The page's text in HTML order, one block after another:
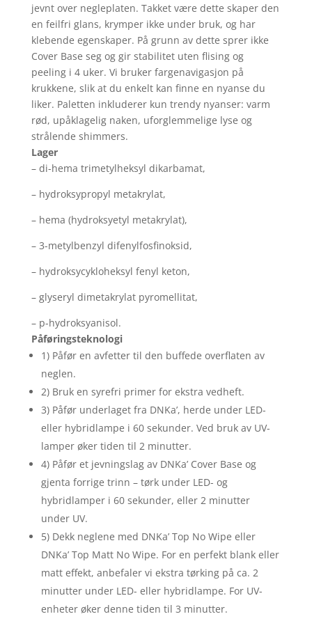
jevnt over negleplaten. Takket være dette skaper den
en feilfri glans, krymper ikke under bruk, og har
klebende egenskaper. På grunn av dette sprer ikke
Cover Base seg og gir stabilitet uten flising og
peeling i 4 uker. Vi bruker fargenavigasjon på
krukkene, slik at du enkelt kan finne en nyanse du
liker. Paletten inkluderer kun trendy nyanser: varm
rød, upåklagelig naken, uforglemmelige lyse og
strålende shimmers.
Lager
– di-hema trimetylheksyl dikarbamat,
– hydroksypropyl metakrylat,
– hema (hydroksyetyl metakrylat),
– 3-metylbenzyl difenylfosfinoksid,
– hydroksycykloheksyl fenyl keton,
– glyseryl dimetakrylat pyromellitat,
– p-hydroksyanisol.
Påføringsteknologi
1) Påfør en avfetter til den buffede overflaten av
neglen.
2) Bruk en syrefri primer for ekstra vedheft.
3) Påfør underlaget fra DNKa’, herde under LED-
eller hybridlampe i 60 sekunder. Ved bruk av UV-
lamper øker tiden til 2 minutter.
4) Påfør et jevningslag av DNKa’ Cover Base og
gjenta forrige trinn – tørk under LED- og
hybridlamper i 60 sekunder, eller 2 minutter
under UV.
5) Dekk neglene med DNKa’ Top No Wipe eller
DNKa’ Top Matt No Wipe. For en perfekt blank eller
matt effekt, anbefaler vi ekstra tørking på ca. 2
minutter under LED- eller hybridlampe. For UV-
enheter øker denne tiden til 3 minutter.